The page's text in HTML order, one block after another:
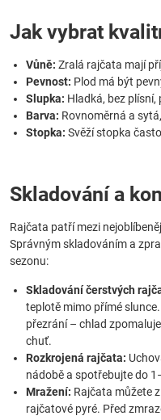
Jak vybrat
Vůně: Zralá rajčata mají
Pevnost: Plod má být
Slupka: Hladká, bez
Barva: Rovnoměrná a
Stopka: Svěží stopka
Skladování a
Rajčata patří mezi
Správným skladováním a
sezonu:
Skladování čerstvých
teplotě mimo přímé
přezrání – chlad
chuť.
Rozkrojená rajčata:
nádobě a spotřebujte do
Mražení: Rajčata můžete
rajčatové pyré. Před